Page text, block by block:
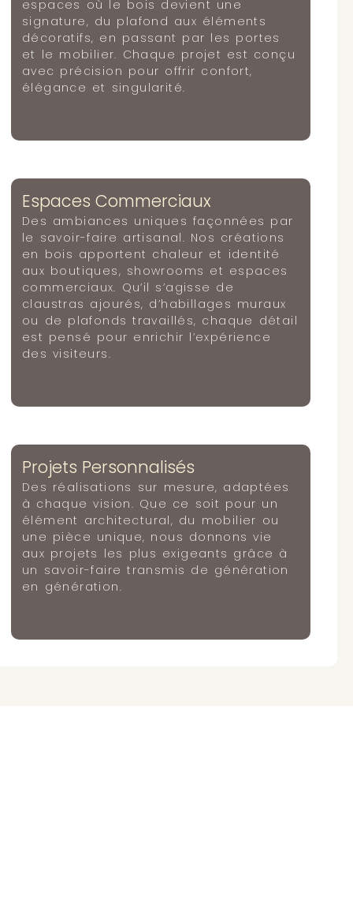
espaces où le bois devient une
signature, du plafond aux éléments
décoratifs, en passant par les portes
et le mobilier. Chaque projet est conçu
avec précision pour offrir confort,
élégance et singularité.
Espaces Commerciaux
Des ambiances uniques façonnées par
le savoir-faire artisanal. Nos créations
en bois apportent chaleur et identité
aux boutiques, showrooms et espaces
commerciaux. Qu’il s’agisse de
claustras ajourés, d’habillages muraux
ou de plafonds travaillés, chaque détail
est pensé pour enrichir l’expérience
des visiteurs.
Projets Personnalisés
Des réalisations sur mesure, adaptées
à chaque vision. Que ce soit pour un
élément architectural, du mobilier ou
une pièce unique, nous donnons vie
aux projets les plus exigeants grâce à
un savoir-faire transmis de génération
en génération.